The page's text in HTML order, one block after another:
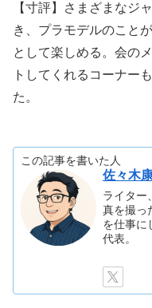
【寸評】さまざまなジ
き、プラモデルのこと
として楽しめる。会の
トしてくれるコーナー
た。
この記事を書いた人
佐々木
ライター
真を撮っ
を仕事に
代表。